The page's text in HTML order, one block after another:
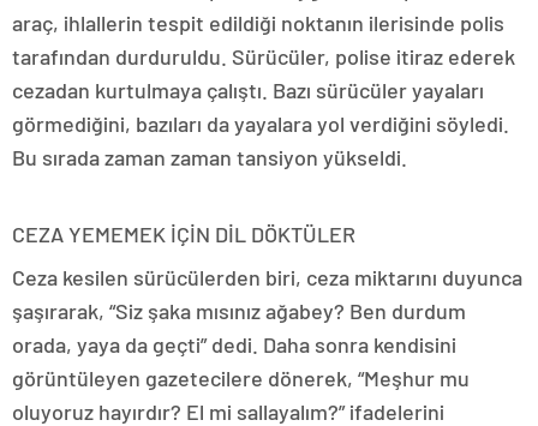
araç, ihlallerin tespit edildiği noktanın ilerisinde polis
tarafından durduruldu. Sürücüler, polise itiraz ederek
cezadan kurtulmaya çalıştı. Bazı sürücüler yayaları
görmediğini, bazıları da yayalara yol verdiğini söyledi.
Bu sırada zaman zaman tansiyon yükseldi.
CEZA YEMEMEK İÇİN DİL DÖKTÜLER
Ceza kesilen sürücülerden biri, ceza miktarını duyunca
şaşırarak, “Siz şaka mısınız ağabey? Ben durdum
orada, yaya da geçti” dedi. Daha sonra kendisini
görüntüleyen gazetecilere dönerek, “Meşhur mu
oluyoruz hayırdır? El mi sallayalım?” ifadelerini